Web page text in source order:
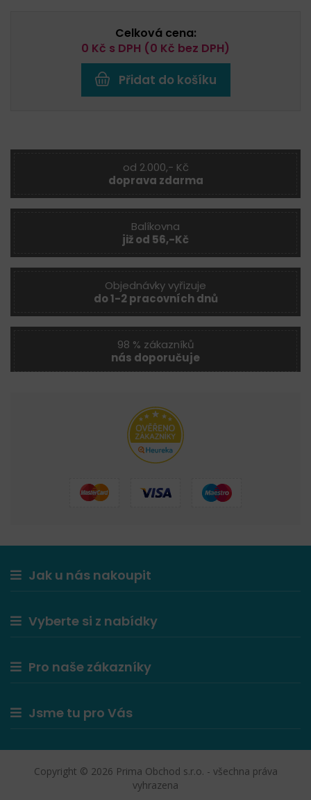
Celková cena:
0 Kč s DPH (0 Kč bez DPH)
Přidat do košíku
od 2.000,- Kč
doprava zdarma
Balíkovna
již od 56,-Kč
Objednávky vyřizuje
do 1-2 pracovních dnů
98 % zákazníků
nás doporučuje
Jak u nás nakoupit
Vyberte si z nabídky
Pro naše zákazníky
Jsme tu pro Vás
Copyright © 2026 Prima Obchod s.r.o. - všechna práva
vyhrazena